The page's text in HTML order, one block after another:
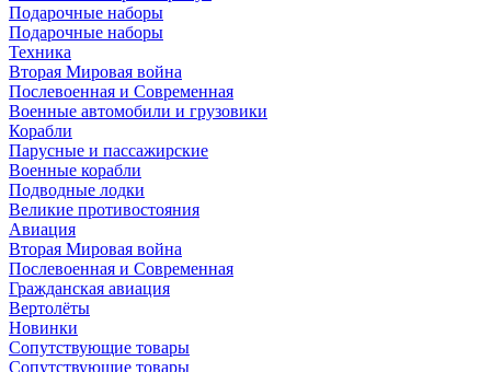
Подарочные наборы
Подарочные наборы
Техника
Вторая Мировая война
Послевоенная и Современная
Военные автомобили и грузовики
Корабли
Парусные и пассажирские
Военные корабли
Подводные лодки
Великие противостояния
Авиация
Вторая Мировая война
Послевоенная и Современная
Гражданская авиация
Вертолёты
Новинки
Сопутствующие товары
Сопутствующие товары